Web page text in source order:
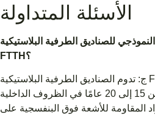
الأسئلة المتداولة
للصناديق الطرفية البلاستيكية
ج: تدوم الصناديق الطرفية البلاستيكية FTTH عادة من 10 إلى 15 عامًا
في البيئات الخارجية ومن 15 إلى 20 عامًا في الظروف الداخلية
المقاومة للأشعة فوق البنفسجية على